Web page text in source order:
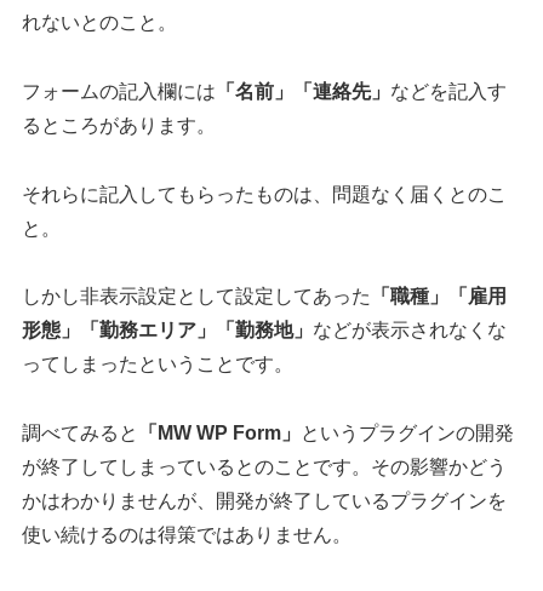
れないとのこと。
フォームの記入欄には 「名前」 「連絡先」 などを記入す
るところがあります。
それらに記入してもらったものは、問題なく届くとのこ
と。
しかし非表示設定として設定してあった 「職種」
「雇用
形態」
「勤務エリア」 「勤務地」 などが表示されなくな
ってしまったということです。
調べてみると 「MW WP Form」
というプラグインの開発
が終了してしまっているとのことです。その影響かどう
かはわかりませんが、開発が終了しているプラグインを
使い続けるのは得策ではありません。